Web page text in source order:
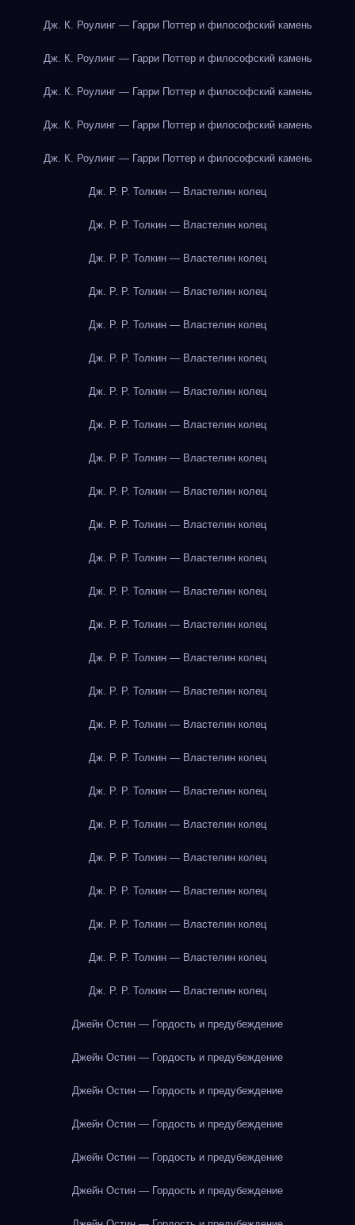
Дж. К. Роулинг — Гарри Поттер и философский камень
Дж. К. Роулинг — Гарри Поттер и философский камень
Дж. К. Роулинг — Гарри Поттер и философский камень
Дж. К. Роулинг — Гарри Поттер и философский камень
Дж. К. Роулинг — Гарри Поттер и философский камень
Дж. Р. Р. Толкин — Властелин колец
Дж. Р. Р. Толкин — Властелин колец
Дж. Р. Р. Толкин — Властелин колец
Дж. Р. Р. Толкин — Властелин колец
Дж. Р. Р. Толкин — Властелин колец
Дж. Р. Р. Толкин — Властелин колец
Дж. Р. Р. Толкин — Властелин колец
Дж. Р. Р. Толкин — Властелин колец
Дж. Р. Р. Толкин — Властелин колец
Дж. Р. Р. Толкин — Властелин колец
Дж. Р. Р. Толкин — Властелин колец
Дж. Р. Р. Толкин — Властелин колец
Дж. Р. Р. Толкин — Властелин колец
Дж. Р. Р. Толкин — Властелин колец
Дж. Р. Р. Толкин — Властелин колец
Дж. Р. Р. Толкин — Властелин колец
Дж. Р. Р. Толкин — Властелин колец
Дж. Р. Р. Толкин — Властелин колец
Дж. Р. Р. Толкин — Властелин колец
Дж. Р. Р. Толкин — Властелин колец
Дж. Р. Р. Толкин — Властелин колец
Дж. Р. Р. Толкин — Властелин колец
Дж. Р. Р. Толкин — Властелин колец
Дж. Р. Р. Толкин — Властелин колец
Дж. Р. Р. Толкин — Властелин колец
Джейн Остин — Гордость и предубеждение
Джейн Остин — Гордость и предубеждение
Джейн Остин — Гордость и предубеждение
Джейн Остин — Гордость и предубеждение
Джейн Остин — Гордость и предубеждение
Джейн Остин — Гордость и предубеждение